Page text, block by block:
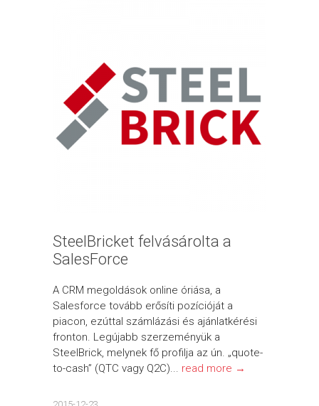
SteelBricket felvásárolta a
SalesForce
A CRM megoldások online óriása, a
Salesforce tovább erősíti pozícióját a
piacon, ezúttal számlázási és ajánlatkérési
fronton. Legújabb szerzeményük a
SteelBrick, melynek fő profilja az ún. „quote-
to-cash” (QTC vagy Q2C)... read more →